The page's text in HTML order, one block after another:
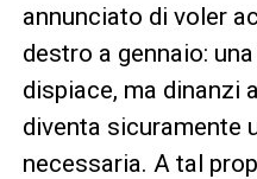
annunciato di voler
destro a gennaio:
dispiace, ma dinanzi
diventa sicuramente
necessaria. A tal